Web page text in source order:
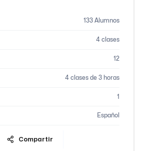
133 Alumnos
4 clases
12
4 clases de 3 horas
1
Español
Compartir